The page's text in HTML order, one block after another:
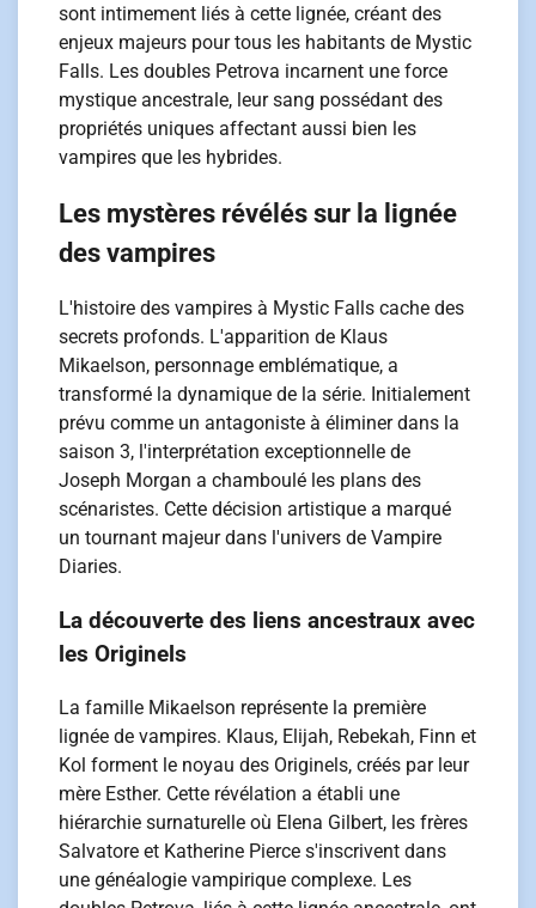
sont intimement liés à cette lignée, créant des
enjeux majeurs pour tous les habitants de Mystic
Falls. Les doubles Petrova incarnent une force
mystique ancestrale, leur sang possédant des
propriétés uniques affectant aussi bien les
vampires que les hybrides.
Les mystères révélés sur la lignée
des vampires
L'histoire des vampires à Mystic Falls cache des
secrets profonds. L'apparition de Klaus
Mikaelson, personnage emblématique, a
transformé la dynamique de la série. Initialement
prévu comme un antagoniste à éliminer dans la
saison 3, l'interprétation exceptionnelle de
Joseph Morgan a chamboulé les plans des
scénaristes. Cette décision artistique a marqué
un tournant majeur dans l'univers de Vampire
Diaries.
La découverte des liens ancestraux avec
les Originels
La famille Mikaelson représente la première
lignée de vampires. Klaus, Elijah, Rebekah, Finn et
Kol forment le noyau des Originels, créés par leur
mère Esther. Cette révélation a établi une
hiérarchie surnaturelle où Elena Gilbert, les frères
Salvatore et Katherine Pierce s'inscrivent dans
une généalogie vampirique complexe. Les